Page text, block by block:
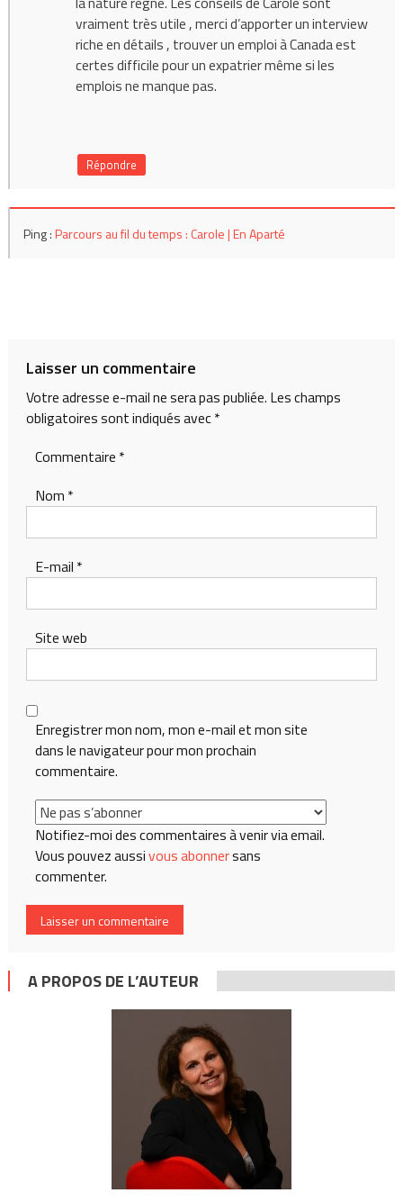
vraiment très utile , merci d’apporter un interview
riche en détails , trouver un emploi à Canada est
certes difficile pour un expatrier même si les
emplois ne manque pas.
Répondre
Ping :Parcours au fil du temps : Carole | En Aparté
Laisser un commentaire
Votre adresse e-mail ne sera pas publiée. Les champs
obligatoires sont indiqués avec*
Commentaire *
Nom *
E-mail *
Site web
Enregistrer mon nom, mon e-mail et mon site
dans le navigateur pour mon prochain
commentaire.
Notifiez-moi des commentaires à venir via email.
Vous pouvez aussivous abonnersans
commenter.
A PROPOS DE L’AUTEUR